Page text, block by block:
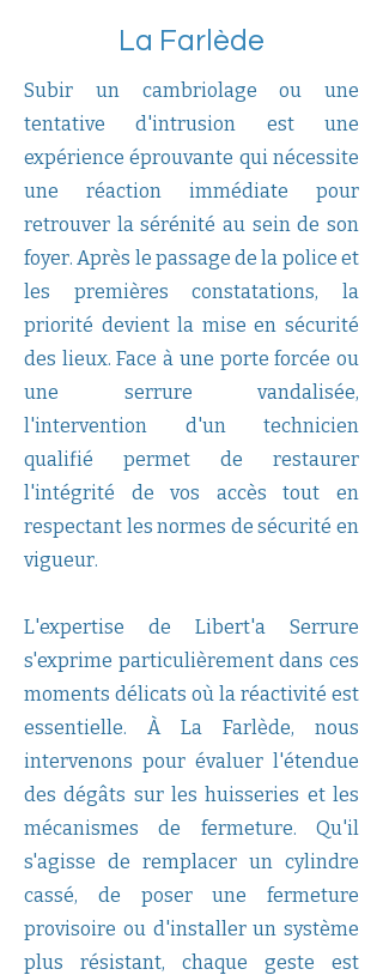
La Farlède
Subir un cambriolage ou une
tentative d'intrusion est une
expérience éprouvante qui nécessite
une réaction immédiate pour
retrouver la sérénité au sein de son
foyer. Après le passage de la police et
les premières constatations, la
priorité devient la mise en sécurité
des lieux. Face à une porte forcée ou
une serrure vandalisée,
l'intervention d'un technicien
qualifié permet de restaurer
l'intégrité de vos accès tout en
respectant les normes de sécurité en
vigueur.
L'expertise de Libert'a Serrure
s'exprime particulièrement dans ces
moments délicats où la réactivité est
essentielle. À La Farlède, nous
intervenons pour évaluer l'étendue
des dégâts sur les huisseries et les
mécanismes de fermeture. Qu'il
s'agisse de remplacer un cylindre
cassé, de poser une fermeture
provisoire ou d'installer un système
plus résistant, chaque geste est